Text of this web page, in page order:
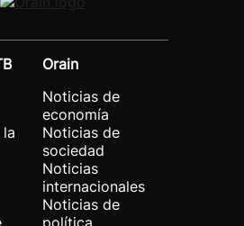
Orain
Noticias de
economía
Noticias de
sociedad
Noticias
internacionales
Noticias de
política